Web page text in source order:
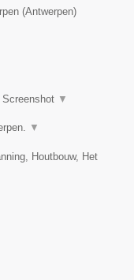
(Antwerpen)
Screenshot ▼
▼
Houtbouw, Het